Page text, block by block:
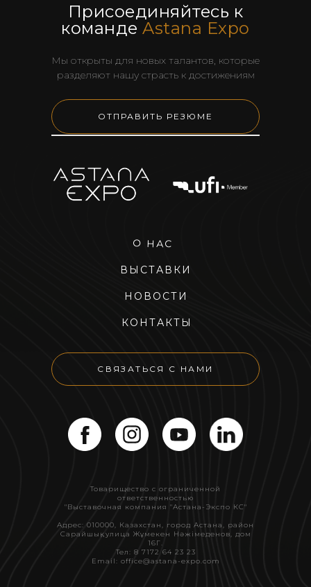
Присоединяйтесь к
командеAstana Expo
Мы открыты для новых талантов, которые
разделяют нашу страсть к достижениям
ОТПРАВИТЬ РЕЗЮМЕ
О НАС
ВЫСТАВКИ
НОВОСТИ
КОНТАКТЫ
СВЯЗАТЬСЯ С НАМИ
Товарищество с ограниченной
ответственностью
"Выставочная компания "Астана-Экспо КС"
Адрес: 010000, Казахстан, город Астана, район
Сарайшық, улица Жұмекен Нәжімеденов, дом
16Г.
Тел: 8 7172 64 23 23
Email: office@astana-expo.com